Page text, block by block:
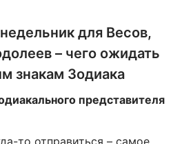
для Весов,
– чего ожидать
знакам Зодиака
представителя
то отправиться – самое